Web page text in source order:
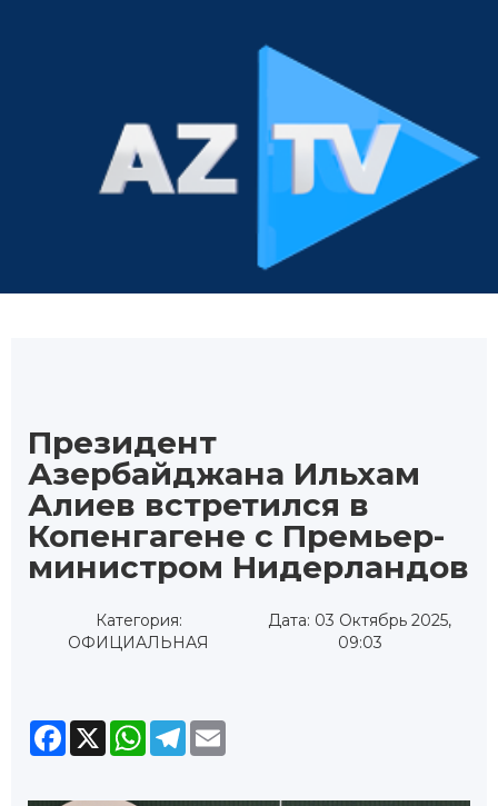
Президент
Азербайджана Ильхам
Алиев встретился в
Копенгагене с Премьер-
министром Нидерландов
Категория:
ОФИЦИАЛЬНАЯ
Дата: 03 Октябрь 2025,
09:03
Facebook
X WhatsApp
Telegram